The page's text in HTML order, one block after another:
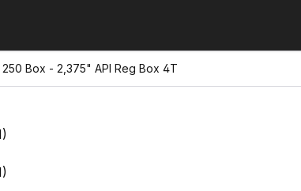
Box - 2,375" API Reg Box 4T